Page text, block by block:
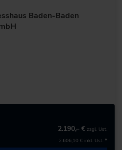
Baden-Baden
2.190,– € zzgl. Ust.
2.606,10 € inkl. Ust. *